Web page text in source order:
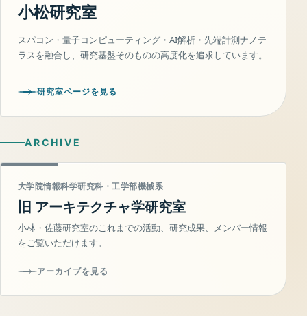
小松研究室
スパコン・量子コンピューティング・AI解析・先端計測ナノテ
ラスを融合し、研究基盤そのものの高度化を追求しています。
研究室ページを見る
ARCHIVE
大学院情報科学研究科・工学部機械系
旧 アーキテクチャ学研究室
小林・佐藤研究室のこれまでの活動、研究成果、メンバー情報
をご覧いただけます。
アーカイブを見る